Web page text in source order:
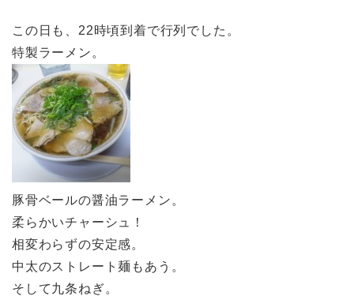
この日も、22時頃到着で行列でした。
特製ラーメン。
豚骨ベールの醤油ラーメン。
柔らかいチャーシュ！
相変わらずの安定感。
中太のストレート麺もあう。
そして九条ねぎ。